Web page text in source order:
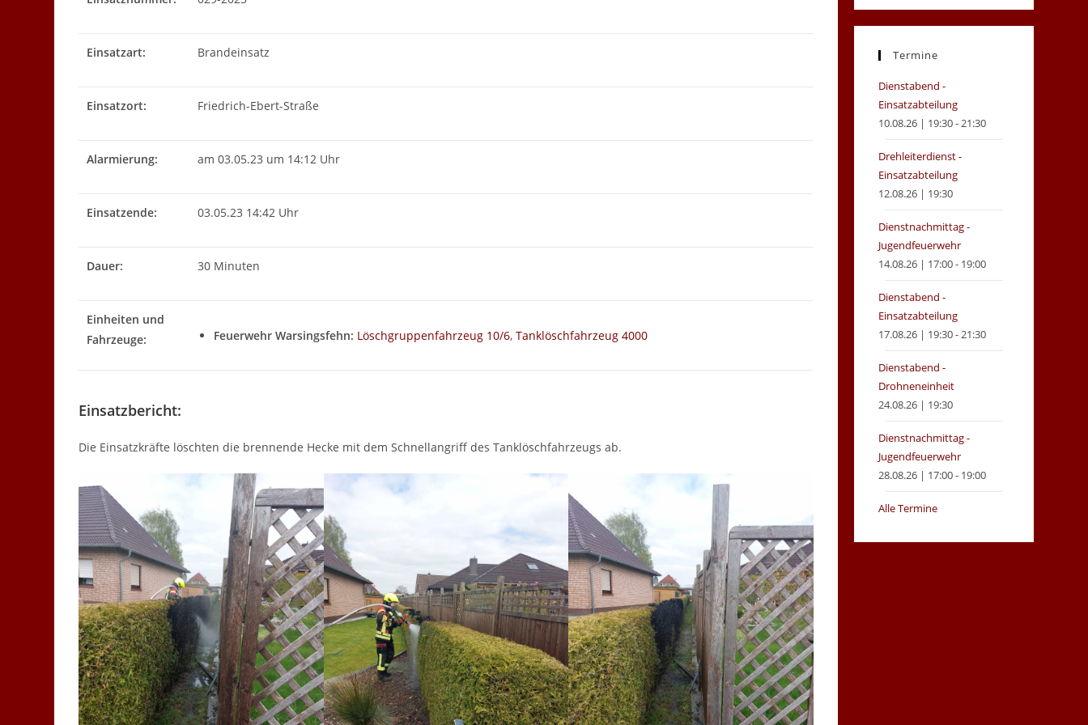
Einsatzart: Brandeinsatz
Einsatzort: Friedrich-Ebert-Straße
Alarmierung: am 03.05.23 um 14:12 Uhr
Einsatzende: 03.05.23 14:42 Uhr
Dauer: 30 Minuten
Einheiten und
Fahrzeuge:
Feuerwehr Warsingsfehn: Löschgruppenfahrzeug 10/6,Tanklöschfahrzeug 4000
Einsatzbericht:
Die Einsatzkräfte löschten die brennende Hecke mit dem Schnellangriff des Tanklöschfahrzeugs ab.
in
new
in
new
Termine
Dienstabend -
Einsatzabteilung
10.08.26 | 19:30 - 21:30
Drehleiterdienst -
Einsatzabteilung
12.08.26 | 19:30
Dienstnachmittag -
Jugendfeuerwehr
14.08.26 | 17:00 - 19:00
Dienstabend -
Einsatzabteilung
17.08.26 | 19:30 - 21:30
Dienstabend -
Drohneneinheit
24.08.26 | 19:30
Dienstnachmittag -
Jugendfeuerwehr
28.08.26 | 17:00 - 19:00
Alle Termine